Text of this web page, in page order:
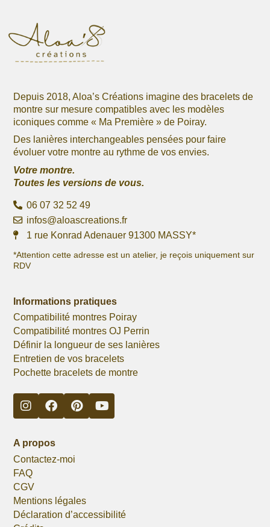
Depuis 2018, Aloa’s Créations imagine des bracelets de
montre sur mesure compatibles avec les modèles
iconiques comme « Ma Première » de Poiray.
Des lanières interchangeables pensées pour faire
évoluer votre montre au rythme de vos envies.
Votre montre.
Toutes les versions de vous.
06 07 32 52 49
infos@aloascreations.fr
1 rue Konrad Adenauer 91300 MASSY*
*Attention cette adresse est un atelier, je reçois uniquement sur
RDV
Informations pratiques
Compatibilité montres Poiray
Compatibilité montres OJ Perrin
Définir la longueur de ses lanières
Entretien de vos bracelets
Pochette bracelets de montre
A propos
Contactez-moi
FAQ
CGV
Mentions légales
Déclaration d’accessibilité